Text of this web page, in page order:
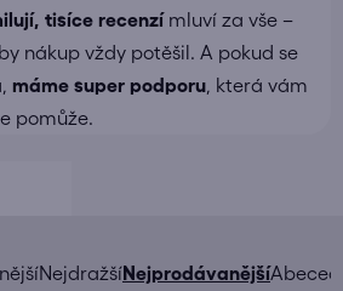
tisíce recenzímluví za vše –
nákup vždy potěšil. A pokud se
máme super podporu , která vám
pomůže.
NejdražšíNejprodávanější